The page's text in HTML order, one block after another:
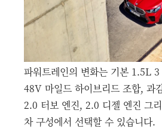
파워트레인의 변화는 기본 1.5L
48V 마일드 하이브리드 조합, 과
2.0 터보 엔진, 2.0 디젤 엔진 그
차 구성에서 선택할 수 있습니다.